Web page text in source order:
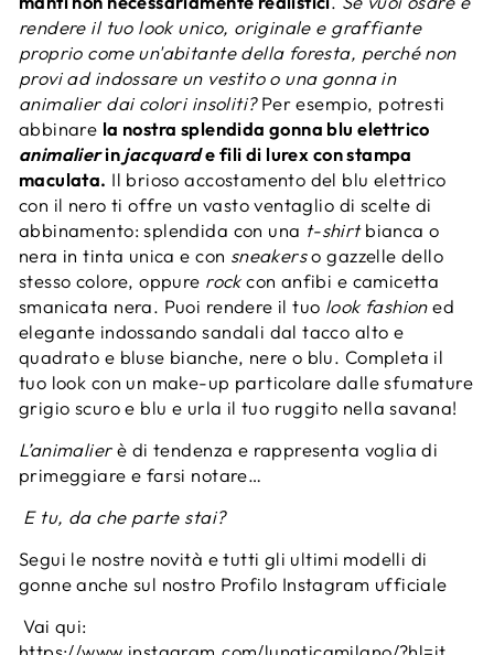
rendere il tuo look unico, originale e graffiante
proprio come un'abitante della foresta, perché non
provi ad indossare un vestito o una gonna in
animalier dai colori insoliti?Per esempio, potresti
abbinare la nostra splendida gonna blu elettrico
animalierinjacquarde fili di lurex con stampa
maculata. Il brioso accostamento del blu elettrico
con il nero ti offre un vasto ventaglio di scelte di
abbinamento: splendida con una t-shirtbianca o
nera in tinta unica e con sneakerso gazzelle dello
stesso colore, oppure rockcon anfibi e camicetta
smanicata nera. Puoi rendere il tuo look fashioned
elegante indossando sandali dal tacco alto e
quadrato e bluse bianche, nere o blu. Completa il
tuo look con un make-up particolare dalle sfumature
grigio scuro e blu e urla il tuo ruggito nella savana!
L’animalierè di tendenza e rappresenta voglia di
primeggiare e farsi notare…
E tu, da che parte stai?
Segui le nostre novità e tutti gli ultimi modelli di
gonne anche sul nostro Profilo Instagram ufficiale
Vai qui: